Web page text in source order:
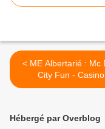
< ME Albertarié : Mc Do -
City Fun - Casino
Hébergé par Overblog